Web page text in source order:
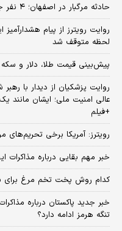
حادثه مرگبار در اصفهان؛ ۴ نفر جان باختند
روایت رویترز از پیام
لحظه متوقف شد
پیش‌بینی قیمت طلا، دلار و سکه امروز
روایت پزشکیان از دیدار با
عالی امنیت ملی؛ ایشان مانند
+فیلم
رویترز: آمریکا برخی تحریم‌های
خبر مهم بقایی درباره
کدام روش پخت تخم مرغ برای
خبر جدید پاکستان درباره
تنگه هرمز ادامه دارد؟